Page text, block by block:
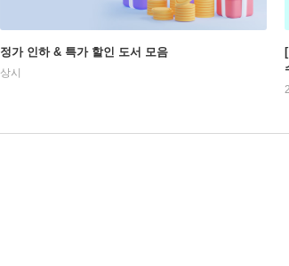
정가 인하 & 특가 할인 도서 모음
상시